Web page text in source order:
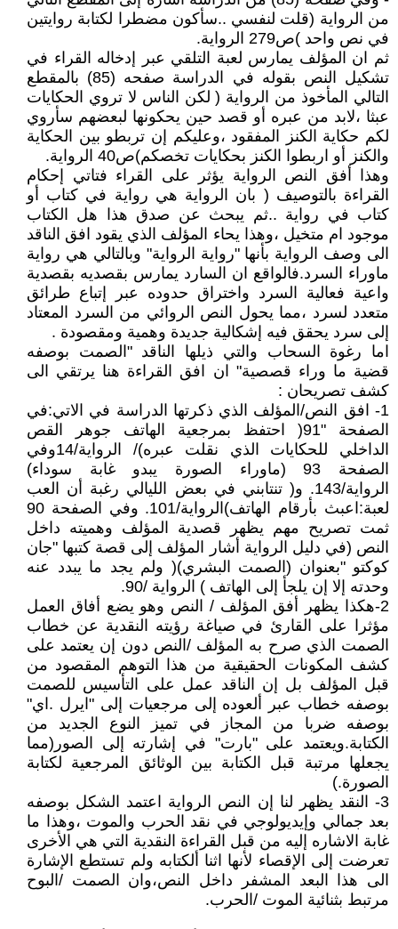
من الرواية (قلت لنفسي ..سأكون مضطرا لكتابة روايتين
في نص واحد )ص279 الرواية.
ثم ان المؤلف يمارس لعبة التلقي عبر إدخاله القراء في
تشكيل النص بقوله في الدراسة صفحه (85) بالمقطع
التالي المأخوذ من الرواية ( لكن الناس لا تروي الحكايات
عبثا ،لابد من عبره أو قصد حين يحكونها لبعضهم سأروي
لكم حكاية الكنز المفقود ،وعليكم إن تربطو بين الحكاية
والكنز أو اربطوا الكنز بحكايات تخصكم)ص40 الرواية.
وهذا أفق النص الرواية يؤثر على القراء فتاتي إحكام
القراءة بالتوصيف ( بان الرواية هي رواية في كتاب أو
كتاب في رواية ..ثم يبحث عن صدق هذا هل الكتاب
موجود ام متخيل ،وهذا يحاء المؤلف الذي يقود افق الناقد
الى وصف الرواية بأنها "رواية الرواية" وبالتالي هي رواية
ماوراء السرد.فالواقع ان السارد يمارس بقصديه بقصدية
واعية فعالية السرد واختراق حدوده عبر إتباع طرائق
متعدد لسرد ،مما يحول النص الروائي من السرد المعتاد
إلى سرد يحقق فيه إشكالية جديدة وهمية ومقصودة .
اما رغوة السحاب والتي ذيلها الناقد "الصمت بوصفه
قضية ما وراء قصصية" ان افق القراءة هنا يرتقي الى
كشف تصريحان :
1- افق النص/المؤلف الذي ذكرتها الدراسة في الاتي:في
الصفحة "91( احتفظ بمرجعية الهاتف جوهر القص
الداخلي للحكايات الذي نقلت عبره)/ الرواية/14وفي
الصفحة 93 (ماوراء الصورة يبدو غابة سوداء)
الرواية/143. و( تنتابني في بعض الليالي رغبة أن العب
لعبة:اعبث بأرقام الهاتف)الرواية/101. وفي الصفحة 90
ثمت تصريح مهم يظهر قصدية المؤلف وهميته داخل
النص (في دليل الرواية أشار المؤلف إلى قصة كتبها "جان
كوكتو "بعنوان (الصمت البشري)( ولم يجد ما يبدد عنه
وحدته إلا إن يلجأ إلى الهاتف ) الرواية /90.
2-هكذا يظهر أفق المؤلف / النص وهو يضع أفاق العمل
مؤثرا على القارئ في صياغة رؤيته النقدية عن خطاب
الصمت الذي صرح به المؤلف /النص دون إن يعتمد على
كشف المكونات الحقيقية من هذا التوهم المقصود من
قبل المؤلف بل إن الناقد عمل على التأسيس للصمت
بوصفه خطاب عبر ألعوده إلى مرجعيات إلى "ايرل .اي"
بوصفه ضربا من المجاز في تميز النوع الجديد من
الكتابة.ويعتمد على "بارت" في إشارته إلى الصور(مما
يجعلها مرتبة قبل الكتابة بين الوثائق المرجعية لكتابة
الصورة.)
3- النقد يظهر لنا إن النص الرواية اعتمد الشكل بوصفه
بعد جمالي وإيديولوجي في نقد الحرب والموت ،وهذا ما
غابة الاشاره إليه من قبل القراءة النقدية التي هي الأخرى
تعرضت إلى الإقصاء لأنها اثنا ألكتابه ولم تستطع الإشارة
الى هذا البعد المشفر داخل النص،وان الصمت /البوح
مرتبط بثنائية الموت /الحرب.